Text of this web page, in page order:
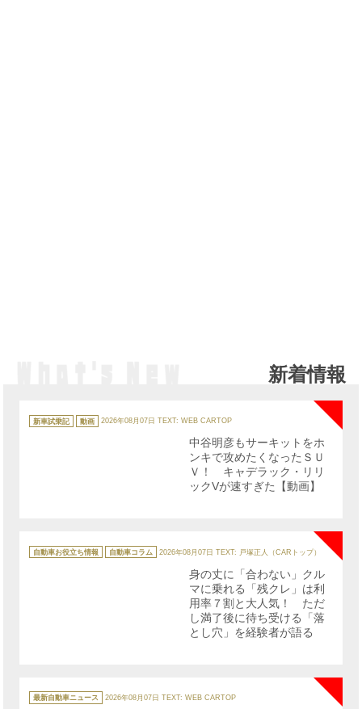
新着情報
テ
ゴ
新車試乗記 動画 2026年08月07日 TEXT: WEB CARTOP
NEW
中谷明彦もサーキットをホ
ンキで攻めたくなったＳＵ
Ｖ！ キャデラック・リリ
ックVが速すぎた【動画】
テ
ゴ
自動車お役立ち情報 自動車コラム 2026年08月07日 TEXT: 戸塚正人（CARトップ）
身の丈に「合わない」クル
マに乗れる「残クレ」は利
用率７割と大人気！ ただ
し満了後に待ち受ける「落
とし穴」を経験者が語る
テ
ゴ
最新自動車ニュース 2026年08月07日 TEXT: WEB CARTOP